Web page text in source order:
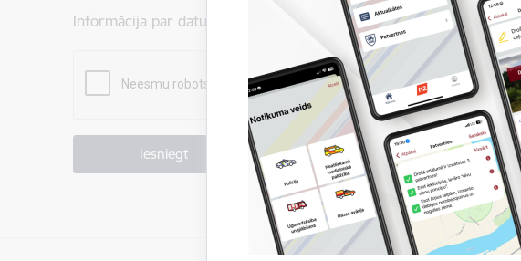
Informācija par datu apstrādi ir atrodama sadaļā:Privātuma politika